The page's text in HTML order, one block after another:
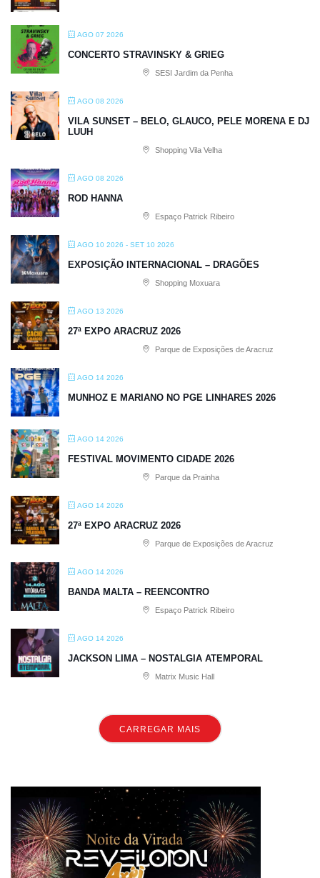
AGO 07 2026
CONCERTO STRAVINSKY & GRIEG
SESI Jardim da Penha
AGO 08 2026
VILA SUNSET – BELO, GLAUCO, PELE MORENA E DJ
LUUH
Shopping Vila Velha
AGO 08 2026
ROD HANNA
Espaço Patrick Ribeiro
AGO 10 2026 - SET 10 2026
EXPOSIÇÃO INTERNACIONAL – DRAGÕES
Shopping Moxuara
AGO 13 2026
27ª EXPO ARACRUZ 2026
Parque de Exposições de Aracruz
AGO 14 2026
MUNHOZ E MARIANO NO PGE LINHARES 2026
AGO 14 2026
FESTIVAL MOVIMENTO CIDADE 2026
Parque da Prainha
AGO 14 2026
27ª EXPO ARACRUZ 2026
Parque de Exposições de Aracruz
AGO 14 2026
BANDA MALTA – REENCONTRO
Espaço Patrick Ribeiro
AGO 14 2026
JACKSON LIMA – NOSTALGIA ATEMPORAL
Matrix Music Hall
CARREGAR MAIS